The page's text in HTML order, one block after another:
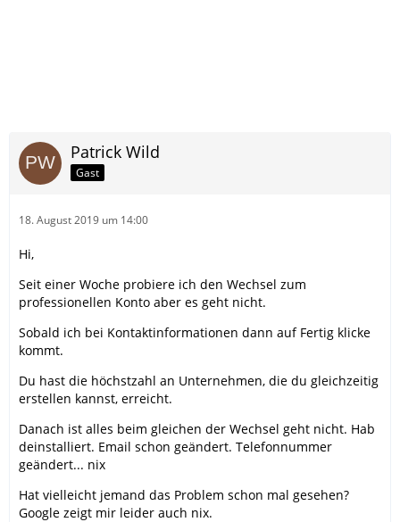
Patrick Wild
Gast
18. August 2019 um 14:00
Hi,
Seit einer Woche probiere ich den Wechsel zum
professionellen Konto aber es geht nicht.
Sobald ich bei Kontaktinformationen dann auf Fertig klicke
kommt.
Du hast die höchstzahl an Unternehmen, die du gleichzeitig
erstellen kannst, erreicht.
Danach ist alles beim gleichen der Wechsel geht nicht. Hab
deinstalliert. Email schon geändert. Telefonnummer
geändert... nix
Hat vielleicht jemand das Problem schon mal gesehen?
Google zeigt mir leider auch nix.